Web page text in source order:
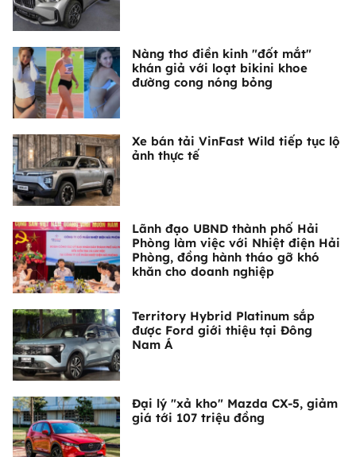
Nàng thơ điền kinh "đốt mắt"
khán giả với loạt bikini khoe
đường cong nóng bỏng
Xe bán tải VinFast Wild tiếp tục lộ
ảnh thực tế
Lãnh đạo UBND thành phố Hải
Phòng làm việc với Nhiệt điện Hải
Phòng, đồng hành tháo gỡ khó
khăn cho doanh nghiệp
Territory Hybrid Platinum sắp
được Ford giới thiệu tại Đông
Nam Á
Đại lý "xả kho" Mazda CX-5, giảm
giá tới 107 triệu đồng